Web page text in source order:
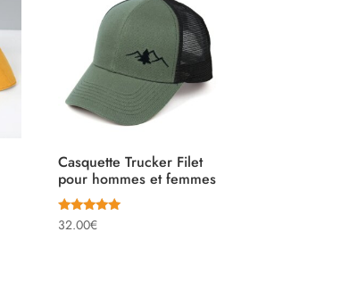
Casquette Trucker Filet
pour hommes et femmes
Note
5.00
32.00€